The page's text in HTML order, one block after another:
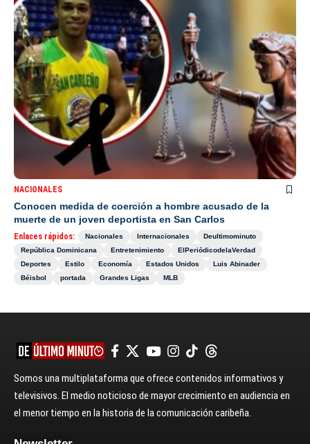
NACIONALES
Conocen medida de coerción a hombre acusado de la
muerte de un joven deportista en San Carlos
Enlaces rápidos: Nacionales Internacionales
Deultimominuto
República Dominicana
Entretenimiento
ElPeriódicodelaVerdad
Deportes
Estilo Economía Estados Unidos
Luis Abinader
Béisbol
portada Grandes Ligas MLB
Somos una multiplataforma que ofrece contenidos informativos y
televisivos. El medio noticioso de mayor crecimiento en audiencia en
el menor tiempo en la historia de la comunicación caribeña.